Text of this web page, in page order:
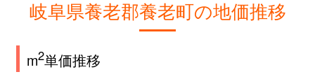
岐阜県養老郡養老町の地価推移
m2単価推移